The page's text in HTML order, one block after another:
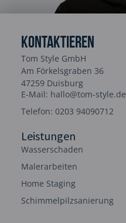
Leistungen
Wasserschaden
Malerarbeiten
Home Staging
Schimmelpilzsanierung
Kontaktieren
Tom Style GmbH
Am Förkelsgraben 36
47259 Duisburg
E-Mail: hallo@tom-style.de
Telefon: 0203 94090712